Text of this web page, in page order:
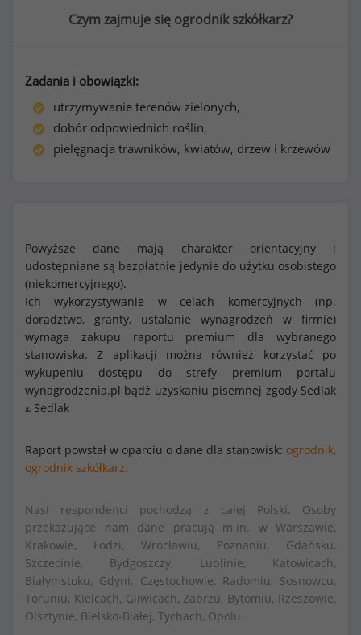
Czym zajmuje się ogrodnik szkółkarz?
Zadania i obowiązki:
utrzymywanie terenów zielonych,
dobór odpowiednich roślin,
pielęgnacja trawników, kwiatów, drzew i krzewów
Powyższe dane mają charakter orientacyjny i
udostępniane są bezpłatnie jedynie do użytku osobistego
(niekomercyjnego).
Ich wykorzystywanie w celach komercyjnych (np.
doradztwo, granty, ustalanie wynagrodzeń w firmie)
wymaga zakupu raportu premium dla wybranego
stanowiska. Z aplikacji można również korzystać po
wykupeniu dostępu do strefy premium portalu
wynagrodzenia.pl bądź uzyskaniu pisemnej zgody Sedlak
& Sedlak
Raport powstał w oparciu o dane dla stanowisk: ogrodnik,
ogrodnik szkółkarz.
Nasi respondenci pochodzą z całej Polski. Osoby
przekazujące nam dane pracują m.in. w Warszawie,
Krakowie, Łodzi, Wrocławiu, Poznaniu, Gdańsku,
Szczecinie, Bydgoszczy, Lublinie, Katowicach,
Białymstoku, Gdyni, Częstochowie, Radomiu, Sosnowcu,
Toruniu, Kielcach, Gliwicach, Zabrzu, Bytomiu, Rzeszowie,
Olsztynie, Bielsko-Białej, Tychach, Opolu.